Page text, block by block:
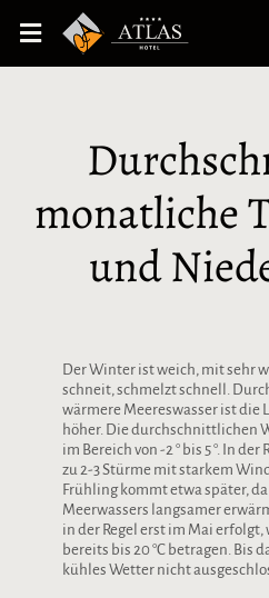
monatliche
und
Der Winter ist weich, mit sehr
schneit, schmelzt schnell.
wärmere Meereswasser ist
höher. Die durchschnittlichen
im Bereich von -2 ° bis 5 °. In
zu 2-3 Stürme mit starkem
Frühling kommt etwa später,
Meerwassers langsamer
in der Regel erst im Mai
bereits bis 20 °C betragen. Bis
kühles Wetter nicht